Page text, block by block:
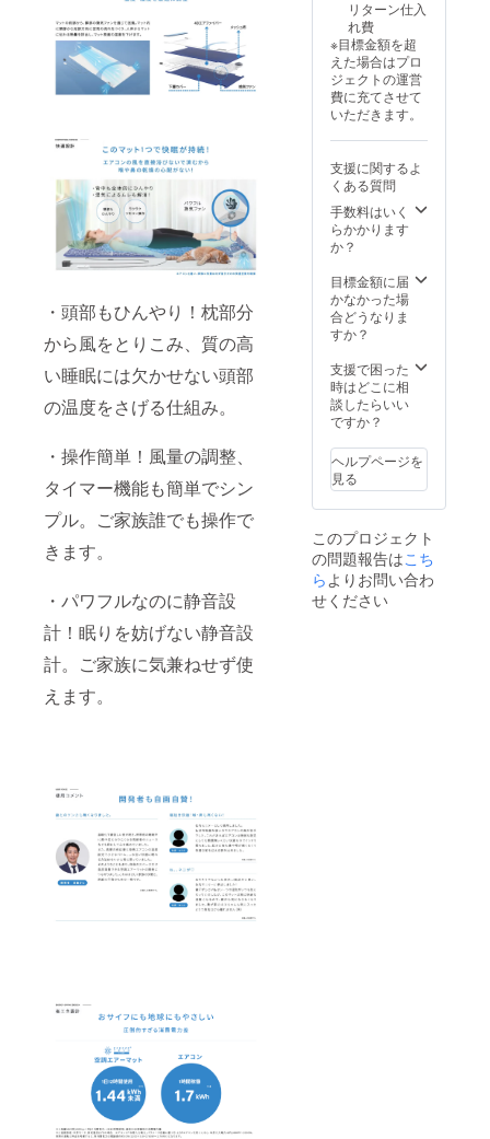
・頭部もひんやり！枕部分
から風をとりこみ、質の高
い睡眠には欠かせない頭部
の温度をさげる仕組み。
・操作簡単！風量の調整、
タイマー機能も簡単でシン
プル。ご家族誰でも操作で
きます。
・パワフルなのに静音設
計！眠りを妨げない静音設
計。ご家族に気兼ねせず使
えます。
から順
いたし
ます。
・但
し、ご
注文状
況、配
の都合
等によ
り到着
時期が
前後す
がござ
います
ので何
卒ご了
さい。
リターン仕入
れ費
※目標金額を超
えた場合はプロ
ジェクトの運営
費に充てさせて
いただきます。
支援に関するよ
くある質問
手数料はいく
らかかります
か？
目標金額に届
かなかった場
合どうなりま
すか？
支援で困った
時はどこに相
談したらいい
ですか？
ヘルプページを
見る
このプロジェクト
の問題報告はこち
らよりお問い合わ
せください